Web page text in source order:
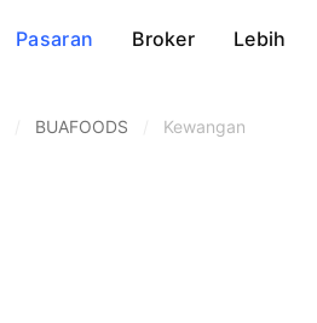
Pasaran Broker Lebih
BUAFOODS Kewangan